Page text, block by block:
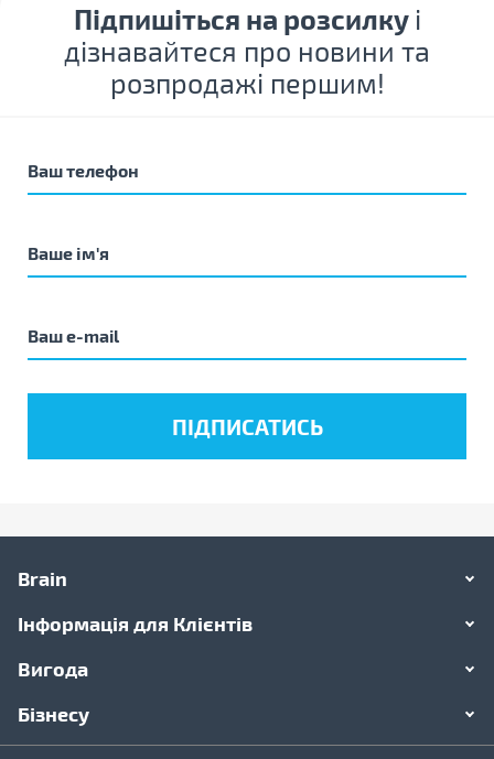
Підпишіться на розсилку і
дізнавайтеся про новини та
розпродажі першим!
Brain
Інформація для Клієнтів
Вигода
Бізнесу